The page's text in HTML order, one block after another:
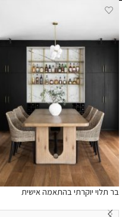
בר תלוי יוקרתי בהתאמה אישית